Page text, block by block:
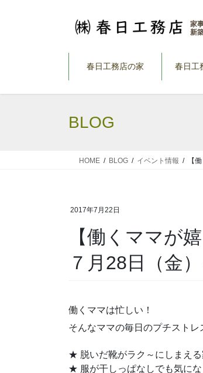
家
新
春日工務店の家 春日工
BLOG
HOME BLOG イベント情報 【
2017年7月22日
【働くママが
７月28日（金
働くママは忙しい！
そんなママの毎日のプチストレ
★ 脱いだ靴がラク～にしまえる
★ 服が干しっぱなしでも気に